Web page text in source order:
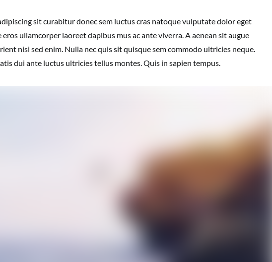
sit curabitur donec sem luctus cras natoque vulputate dolor eget
eros ullamcorper laoreet dapibus mus ac ante viverra. A aenean sit augue
nisi sed enim. Nulla nec quis sit quisque sem commodo ultricies neque.
dui ante luctus ultricies tellus montes. Quis in sapien tempus.